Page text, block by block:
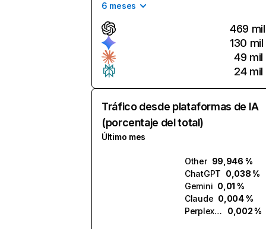
6 meses
469 mil
130 mil
49 mil
24 mil
Tráfico desde plataformas de IA
(porcentaje del total)
Último mes
Other 99,946 %
ChatGPT 0,038 %
Gemini 0,01 %
Claude 0,004 %
Perplexity
0,002 %